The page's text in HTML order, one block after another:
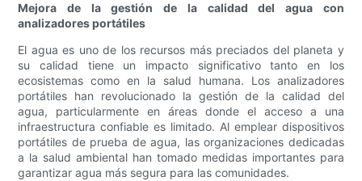
Mejora de la gestión de la calidad del agua con
analizadores portátiles
El agua es uno de los recursos más preciados del planeta y
su calidad tiene un impacto significativo tanto en los
ecosistemas como en la salud humana. Los analizadores
portátiles han revolucionado la gestión de la calidad del
agua, particularmente en áreas donde el acceso a una
infraestructura confiable es limitado. Al emplear dispositivos
portátiles de prueba de agua, las organizaciones dedicadas
a la salud ambiental han tomado medidas importantes para
garantizar agua más segura para las comunidades.